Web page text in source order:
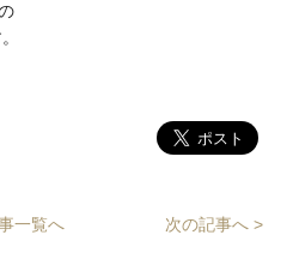
一覧へ 次の記事へ >